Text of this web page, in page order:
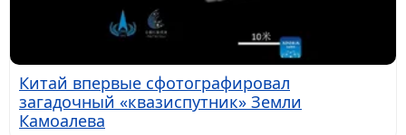
Китай впервые сфотографировал
загадочный «квазиспутник» Земли
Камоалева